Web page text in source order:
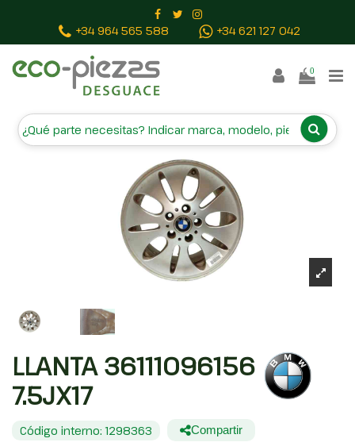
+34 964 565 588 +34 621 127 042
0
LLANTA 36111096156 7.5JX17
LLANTA 36111096156
7.5JX17
Código interno: 1298363 Compartir